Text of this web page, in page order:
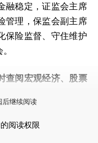
融稳定，证监会主席
管理，保监会副主席
保险监督、守住维护
查阅宏观经济、股票
后继续阅读
阅读权限